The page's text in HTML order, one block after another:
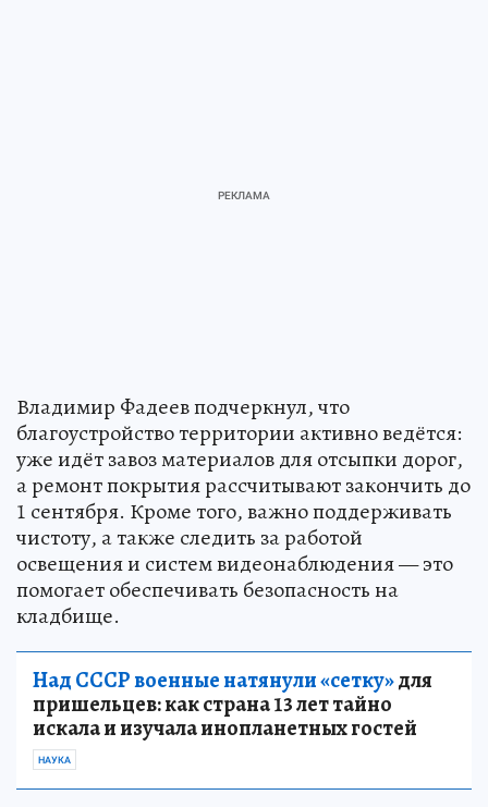
Владимир Фадеев подчеркнул, что
благоустройство территории активно ведётся:
уже идёт завоз материалов для отсыпки дорог,
а ремонт покрытия рассчитывают закончить до
1 сентября. Кроме того, важно поддерживать
чистоту, а также следить за работой
освещения и систем видеонаблюдения — это
помогает обеспечивать безопасность на
кладбище.
Над СССР военные натянули «сетку»для
пришельцев: как страна 13 лет тайно
искала и изучала инопланетных гостей
НАУКА